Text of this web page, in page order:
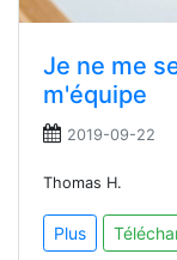
Je ne me
m'équipe
2019-09-22
Thomas H.
Plus